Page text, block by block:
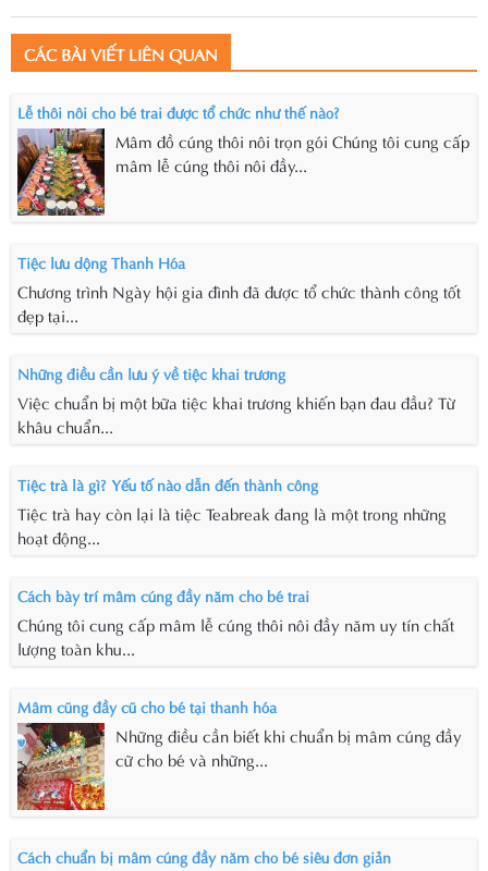
CÁC BÀI VIẾT LIÊN QUAN
Lễ thôi nôi cho bé trai được tổ chức như thế nào?
Mâm đồ cúng thôi nôi trọn gói Chúng tôi cung cấp
mâm lễ cúng thôi nôi đầy...
Tiệc lưu dộng Thanh Hóa
Chương trình Ngày hội gia đình đã được tổ chức thành công tốt
đẹp tại...
Những điều cần lưu ý về tiệc khai trương
Việc chuẩn bị một bữa tiệc khai trương khiến bạn đau đầu? Từ
khâu chuẩn...
Tiệc trà là gì? Yếu tố nào dẫn đến thành công
Tiệc trà hay còn lại là tiệc Teabreak đang là một trong những
hoạt động...
Cách bày trí mâm cúng đầy năm cho bé trai
Chúng tôi cung cấp mâm lễ cúng thôi nôi đầy năm uy tín chất
lượng toàn khu...
Mâm cũng đầy cũ cho bé tại thanh hóa
Những điều cần biết khi chuẩn bị mâm cúng đầy
cữ cho bé và những...
Cách chuẩn bị mâm cúng đầy năm cho bé siêu đơn giản